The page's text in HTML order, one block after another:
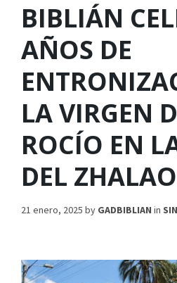
BIBLIÁN
AÑOS DE
LA VIRGEN
ROCÍO EN
DEL ZHALAO
21 enero, 2025 by GADBIBLIAN in